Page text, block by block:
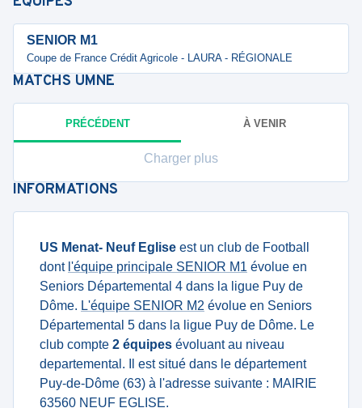
SENIOR M1
Coupe de France Crédit Agricole - LAURA - RÉGIONALE
MATCHS UMNE
PRÉCÉDENT À VENIR
Charger plus
INFORMATIONS
US Menat- Neuf Eglise est un club de Football
dont l'équipe principale SENIOR M1 évolue en
Seniors Départemental 4 dans la ligue Puy de
Dôme. L'équipe SENIOR M2 évolue en Seniors
Départemental 5 dans la ligue Puy de Dôme. Le
club compte 2 équipes évoluant au niveau
departemental. Il est situé dans le département
Puy-de-Dôme (63) à l'adresse suivante : MAIRIE
63560 NEUF EGLISE.